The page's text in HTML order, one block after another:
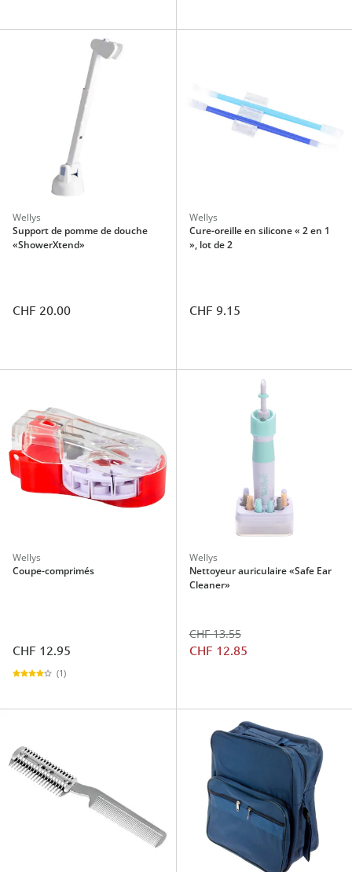
Wellys
Support de pomme de douche
«ShowerXtend»
CHF 20.00
Wellys
Cure-oreille en silicone « 2 en 1
», lot de 2
CHF 9.15
Wellys
Coupe-comprimés
CHF 12.95
(1)
Wellys
Nettoyeur auriculaire «Safe Ear
Cleaner»
CHF 13.55
CHF 12.85